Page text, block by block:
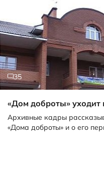
35
«Дом доброты» уходит
Архивные кадры
«Дома доброты» и о его